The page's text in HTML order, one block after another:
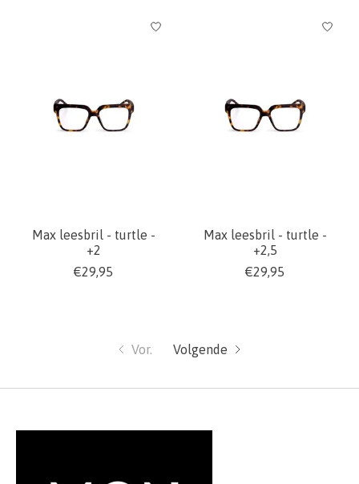
Max leesbril - turtle -
+2
€29,95
Max leesbril - turtle -
+2,5
€29,95
Vor. Volgende